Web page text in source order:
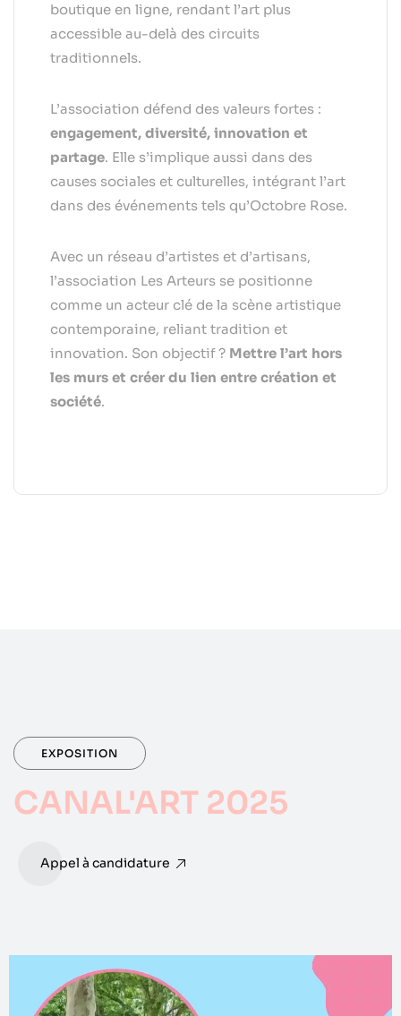
boutique en ligne, rendant l’art plus
accessible au-delà des circuits
traditionnels.
L’association défend des valeurs fortes :
engagement, diversité, innovation et
partage. Elle s’implique aussi dans des
causes sociales et culturelles, intégrant l’art
dans des événements tels qu’Octobre Rose.
Avec un réseau d’artistes et d’artisans,
l’association Les Arteurs se positionne
comme un acteur clé de la scène artistique
contemporaine, reliant tradition et
innovation. Son objectif ? Mettre l’art hors
les murs et créer du lien entre création et
société.
EXPOSITION
CANAL'ART 2025
Appel à candidature